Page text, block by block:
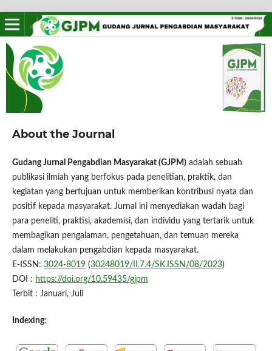
About the Journal
Gudang Jurnal Pengabdian Masyarakat (GJPM)adalah sebuah
publikasi ilmiah yang berfokus pada penelitian, praktik, dan
kegiatan yang bertujuan untuk memberikan kontribusi nyata dan
positif kepada masyarakat. Jurnal ini menyediakan wadah bagi
para peneliti, praktisi, akademisi, dan individu yang tertarik untuk
membagikan pengalaman, pengetahuan, dan temuan mereka
dalam melakukan pengabdian kepada masyarakat.
E-ISSN: 3024-8019(30248019/II.7.4/SK.ISSN/08/2023)
DOI : https://doi.org/10.59435/gjpm
Terbit : Januari, Juli
Indexing: